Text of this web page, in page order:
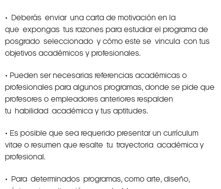
• Deberás enviar una carta de motivación en la
que expongas tus razones para estudiar el programa de
posgrado seleccionado y cómo este se vincula con tus
objetivos académicos y profesionales.
• Pueden ser necesarias referencias académicas o
profesionales para algunos programas, donde se pide que
profesores o empleadores anteriores respalden
tu habilidad académica y tus aptitudes.
• Es posible que sea requerido presentar un currículum
vitae o resumen que resalte tu trayectoria académica y
profesional.
• Para determinados programas, como arte, diseño,